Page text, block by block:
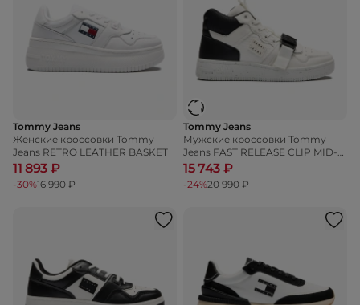
Tommy Jeans
Женские кроссовки Tommy
Jeans RETRO LEATHER BASKET
11 893 ₽
-30%16 990 ₽
Tommy Jeans
Мужские кроссовки Tommy
Jeans FAST RELEASE CLIP MID-
TOP TRAINERS
15 743 ₽
-24%20 990 ₽